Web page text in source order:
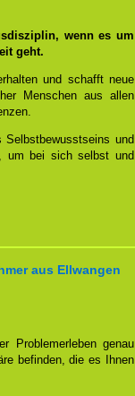
wenn es um
geht.
und schafft neue
Menschen aus allen
und
um bei sich selbst und
aus Ellwangen
Problemerleben genau
befinden, die es Ihnen